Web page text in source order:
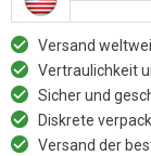
Versand
Vertraulichkeit
Sicher und
Diskrete
Versand der